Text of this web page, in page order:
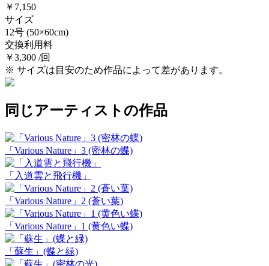
￥7,150
サイズ
12号 (50×60cm)
交換利用料
￥3,300 /回
※ サイズは目安のため作品によって差があります。
同じアーティストの作品
「Various Nature」3 (密林の蝶)
「入道雲と飛行機」
「Various Nature」2 (蒼い葉)
「Various Nature」1 (黄色い蝶)
「蘇生」(蝶と緑)